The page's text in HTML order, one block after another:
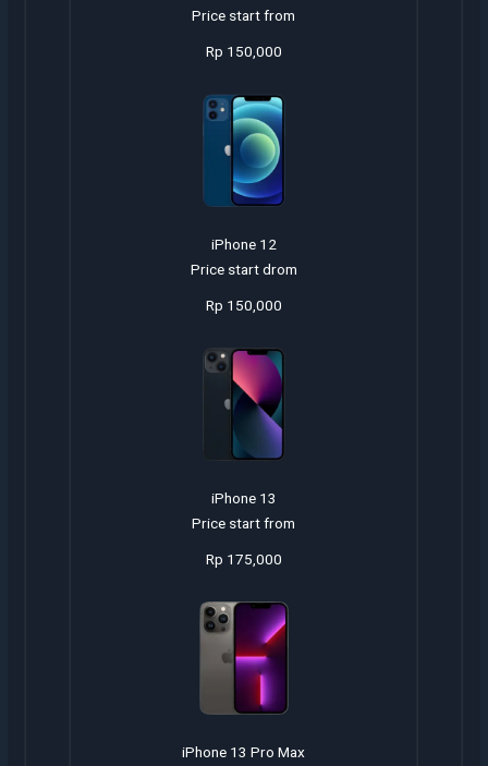
Price start from
Rp 150,000
iPhone 12
Price start drom
Rp 150,000
iPhone 13
Price start from
Rp 175,000
iPhone 13 Pro Max